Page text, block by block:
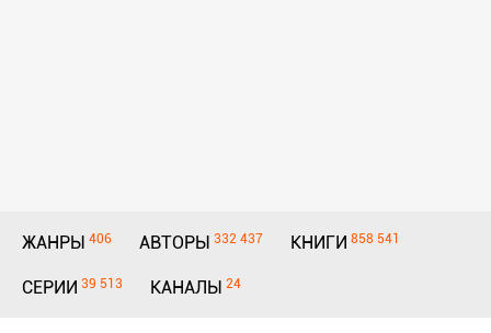
ЖАНРЫ 406 АВТОРЫ 332 437 КНИГИ 858 541
СЕРИИ 39 513 КАНАЛЫ 24